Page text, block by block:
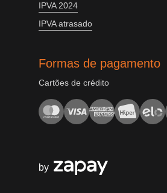
IPVA 2024
IPVA atrasado
Formas de pagamento
Cartões de crédito
by